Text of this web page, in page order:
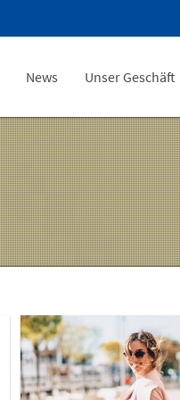
News Unser Geschäft